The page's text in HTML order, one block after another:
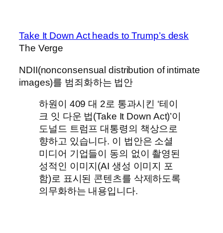
Take It Down Act heads to Trump’s desk
The Verge
NDII(nonconsensual distribution of intimate
images)를 범죄화하는 법안
하원이 409 대 2로 통과시킨 ‘테이
크 잇 다운 법(Take It Down Act)’이
도널드 트럼프 대통령의 책상으로
향하고 있습니다. 이 법안은 소셜
미디어 기업들이 동의 없이 촬영된
성적인 이미지(AI 생성 이미지 포
함)로 표시된 콘텐츠를 삭제하도록
의무화하는 내용입니다.